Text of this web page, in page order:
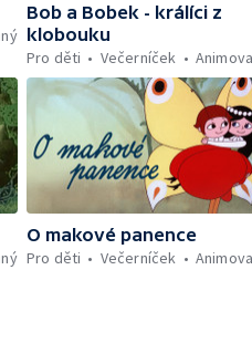
Bob a Bobek - králíci z
klobouku
Pro děti
Večerníček
O makové panence
Pro děti
Večerníček